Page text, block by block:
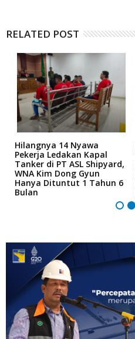
RELATED POST
Hilangnya 14 Nyawa
Pekerja Ledakan Kapal
Tanker di PT ASL Shipyard,
WNA Kim Dong Gyun
Hanya Dituntut 1 Tahun 6
Bulan